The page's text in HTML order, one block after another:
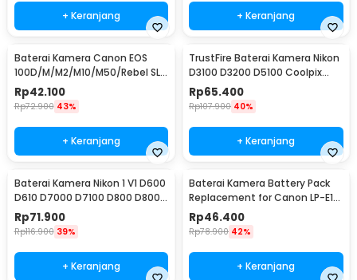
+ Keranjang + Keranjang
Baterai Kamera Canon EOS
100D/M/M2/M10/M50/Rebel SL1
1250mAh - (Replika 1:1) LP-E12
Rp42.100
Rp72.900 43%
+ Keranjang
TrustFire Baterai Kamera Nikon
D3100 D3200 D5100 Coolpix
1500mAh - EN-EL14(Replika 1:1)
Rp65.400
Rp107.900 40%
+ Keranjang
Baterai Kamera Nikon 1 V1 D600
D610 D7000 D7100 D800 D800E
2550mAh - (Replika 1:1)
Rp71.900
Rp116.900 39%
+ Keranjang
Baterai Kamera Battery Pack
Replacement for Canon LP-E17
1500mAh
Rp46.400
Rp78.900 42%
+ Keranjang